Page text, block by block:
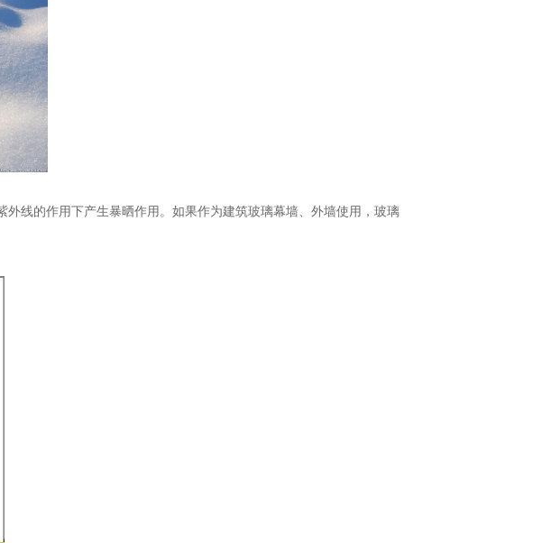
线的作用下产生暴晒作用。如果作为建筑玻璃幕墙、外墙使用，玻璃